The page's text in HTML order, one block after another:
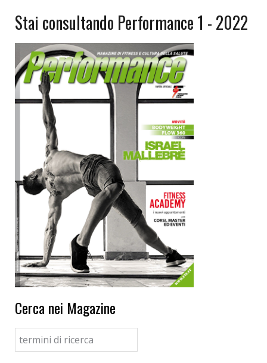
Stai consultando Performance 1 - 2022
Cerca nei Magazine